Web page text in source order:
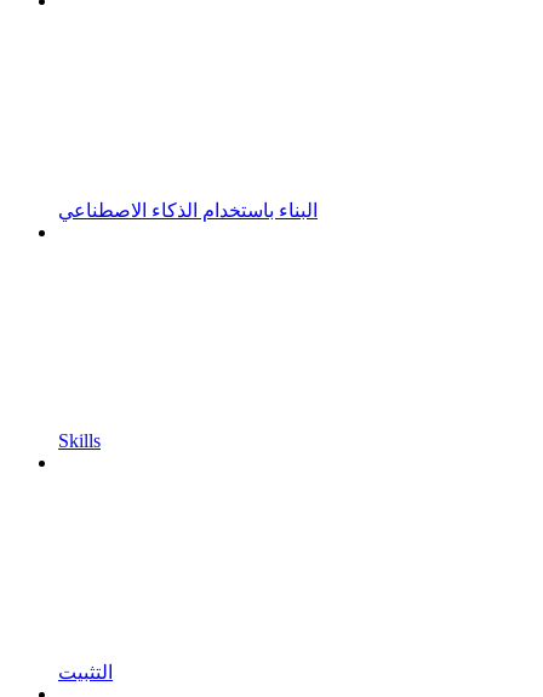
البناء باستخدام الذكاء الاصطناعي
Skills
التثبيت